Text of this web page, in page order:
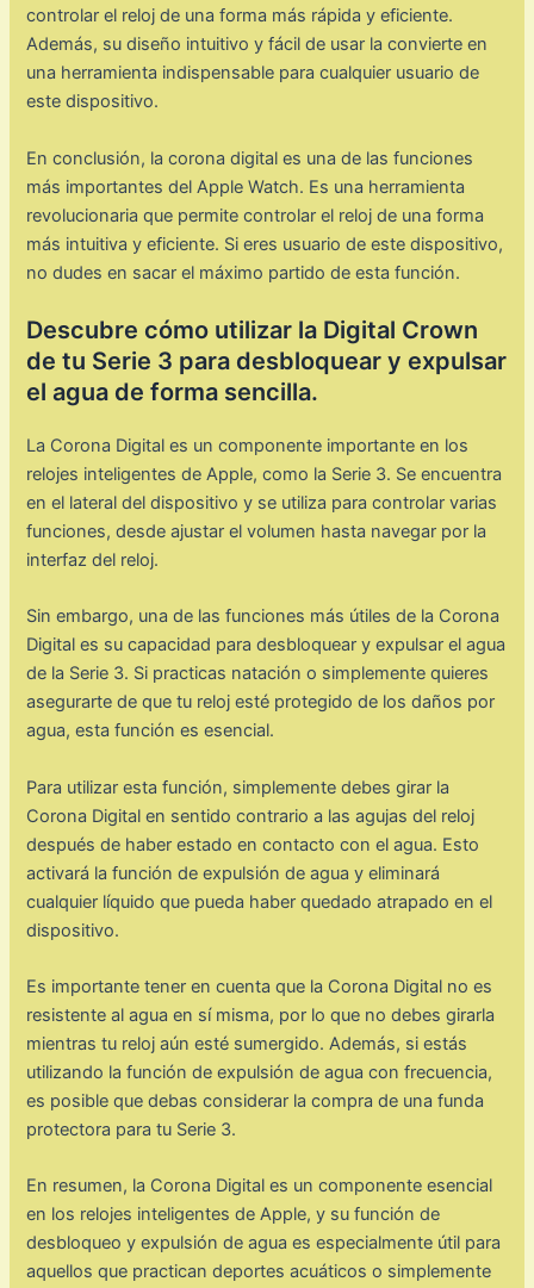
controlar el reloj de una forma más rápida y eficiente.
Además, su diseño intuitivo y fácil de usar la convierte en
una herramienta indispensable para cualquier usuario de
este dispositivo.
En conclusión, la corona digital es una de las funciones
más importantes del Apple Watch. Es una herramienta
revolucionaria que permite controlar el reloj de una forma
más intuitiva y eficiente. Si eres usuario de este dispositivo,
no dudes en sacar el máximo partido de esta función.
Descubre cómo utilizar la Digital Crown
de tu Serie 3 para desbloquear y expulsar
el agua de forma sencilla.
La Corona Digital es un componente importante en los
relojes inteligentes de Apple, como la Serie 3. Se encuentra
en el lateral del dispositivo y se utiliza para controlar varias
funciones, desde ajustar el volumen hasta navegar por la
interfaz del reloj.
Sin embargo, una de las funciones más útiles de la Corona
Digital es su capacidad para desbloquear y expulsar el agua
de la Serie 3. Si practicas natación o simplemente quieres
asegurarte de que tu reloj esté protegido de los daños por
agua, esta función es esencial.
Para utilizar esta función, simplemente debes girar la
Corona Digital en sentido contrario a las agujas del reloj
después de haber estado en contacto con el agua. Esto
activará la función de expulsión de agua y eliminará
cualquier líquido que pueda haber quedado atrapado en el
dispositivo.
Es importante tener en cuenta que la Corona Digital no es
resistente al agua en sí misma, por lo que no debes girarla
mientras tu reloj aún esté sumergido. Además, si estás
utilizando la función de expulsión de agua con frecuencia,
es posible que debas considerar la compra de una funda
protectora para tu Serie 3.
En resumen, la Corona Digital es un componente esencial
en los relojes inteligentes de Apple, y su función de
desbloqueo y expulsión de agua es especialmente útil para
aquellos que practican deportes acuáticos o simplemente